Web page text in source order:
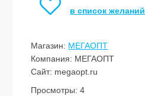
в список желаний
Магазин: МЕГАОПТ
Компания: МЕГАОПТ
Сайт: megaopt.ru
Просмотры: 4